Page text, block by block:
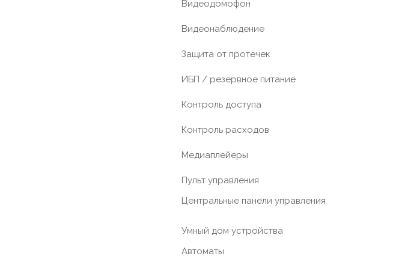
Видеодомофон
Видеонаблюдение
Защита от протечек
ИБП / резервное питание
Контроль доступа
Контроль расходов
Медиаплейеры
Пульт управления
Центральные панели управления
Умный дом устройства
Автоматы